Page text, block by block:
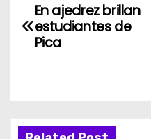
v
a
En ajedrez brillan
estudiantes de
Pica